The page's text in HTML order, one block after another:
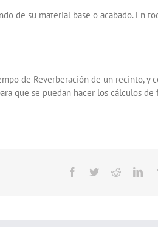
de su material base o acabado. En
de Reverberación de un recinto, y
que se puedan hacer los cálculos de
Facebook
TwitterReddit